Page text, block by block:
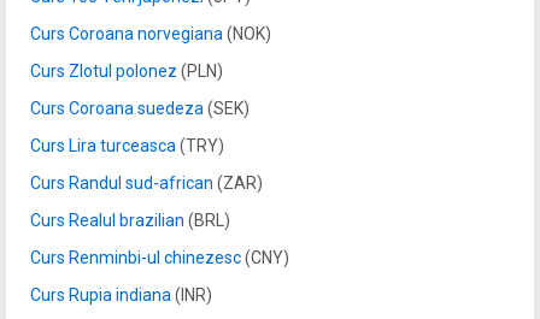
Curs Coroana norvegiana (NOK)
Curs Zlotul polonez (PLN)
Curs Coroana suedeza (SEK)
Curs Lira turceasca (TRY)
Curs Randul sud-african (ZAR)
Curs Realul brazilian (BRL)
Curs Renminbi-ul chinezesc(CNY)
Curs Rupia indiana (INR)